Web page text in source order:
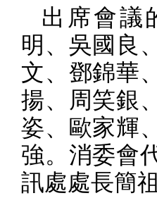
出席會議
明、吳國良
文、鄧錦華
揚、周笑銀
姿、歐家輝
強。消委會
訊處處長簡